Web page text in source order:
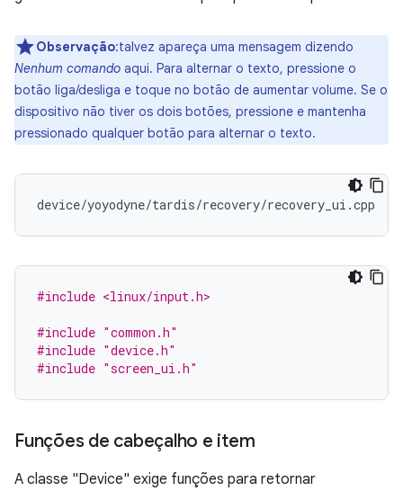
Observação:talvez apareça uma mensagem dizendo
Nenhum comando aqui. Para alternar o texto, pressione o
botão liga/desliga e toque no botão de aumentar volume. Se o
dispositivo não tiver os dois botões, pressione e mantenha
pressionado qualquer botão para alternar o texto.
#include <linux/input.h>
#include "common.h"
#include "device.h"
#include "screen_ui.h"
Funções de cabeçalho e item
A classe "Device" exige funções para retornar